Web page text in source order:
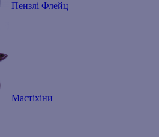
Пензлі Флейц
Мастіхіни